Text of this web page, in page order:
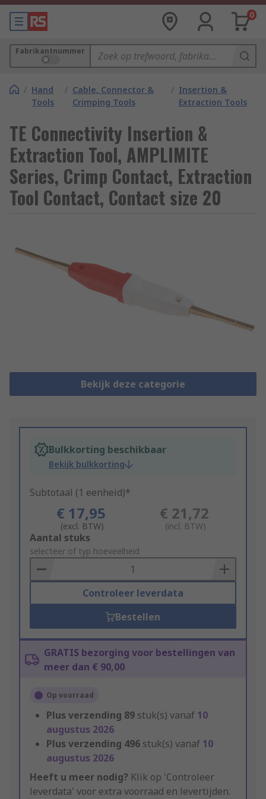
0
Fabrikantnummer
/ Hand
Tools
/ Cable, Connector &
Crimping Tools
/ Insertion &
Extraction Tools
TE Connectivity Insertion &
Extraction Tool, AMPLIMITE
Series, Crimp Contact, Extraction
Tool Contact, Contact size 20
Bekijk deze categorie
Bulkkorting beschikbaar
Bekijk bulkkorting
Subtotaal (1 eenheid)*
€ 17,95
(excl. BTW)
€ 21,72
(incl. BTW)
Add
to
Basket
Aantal stuks
selecteer of typ hoeveelheid
Controleer leverdata
Bestellen
GRATIS bezorging voor bestellingen van
meer dan € 90,00
Op voorraad
Plus verzending 89 stuk(s) vanaf 10
augustus 2026
Plus verzending 496 stuk(s) vanaf 10
augustus 2026
Heeft u meer nodig? Klik op 'Controleer
leverdata' voor extra voorraad en levertijden.